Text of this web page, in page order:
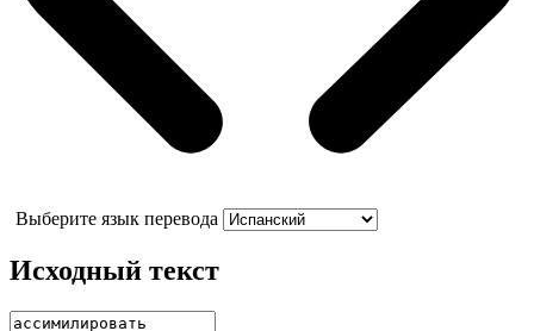
Выберите язык перевода
Исходный текст